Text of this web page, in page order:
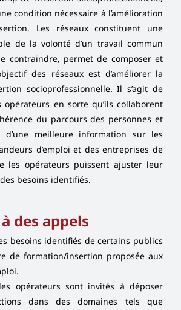
condition nécessaire à l’amélioration
Les réseaux constituent une
de la volonté d’un travail commun
contraindre, permet de composer et
des réseaux est d’améliorer la
socioprofessionnelle. Il s’agit de
opérateurs en sorte qu’ils collaborent
du parcours des personnes et
d’une meilleure information sur les
d’emploi et des entreprises de
les opérateurs puissent ajuster leur
besoins identifiés.
des appels
besoins identifiés de certains publics
de formation/insertion proposée aux
opérateurs sont invités à déposer
dans des domaines tels que